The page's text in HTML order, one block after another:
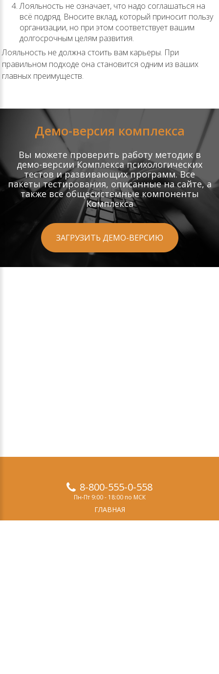
Лояльность не означает, что надо соглашаться на
всё подряд. Вносите вклад, который приносит пользу
организации, но при этом соответствует вашим
долгосрочным целям развития.
Лояльность не должна стоить вам карьеры. При
правильном подходе она становится одним из ваших
главных преимуществ.
Демо-версия комплекса
Вы можете проверить работу методик в
демо-версии Комплекса психологических
тестов и развивающих программ. Все
пакеты тестирования, описанные на сайте, а
также все общесистемные компоненты
Комплекса
ЗАГРУЗИТЬ ДЕМО-ВЕРСИЮ
8-800-555-0-558
Пн-Пт 9:00 - 18:00 по МСК
ГЛАВНАЯ